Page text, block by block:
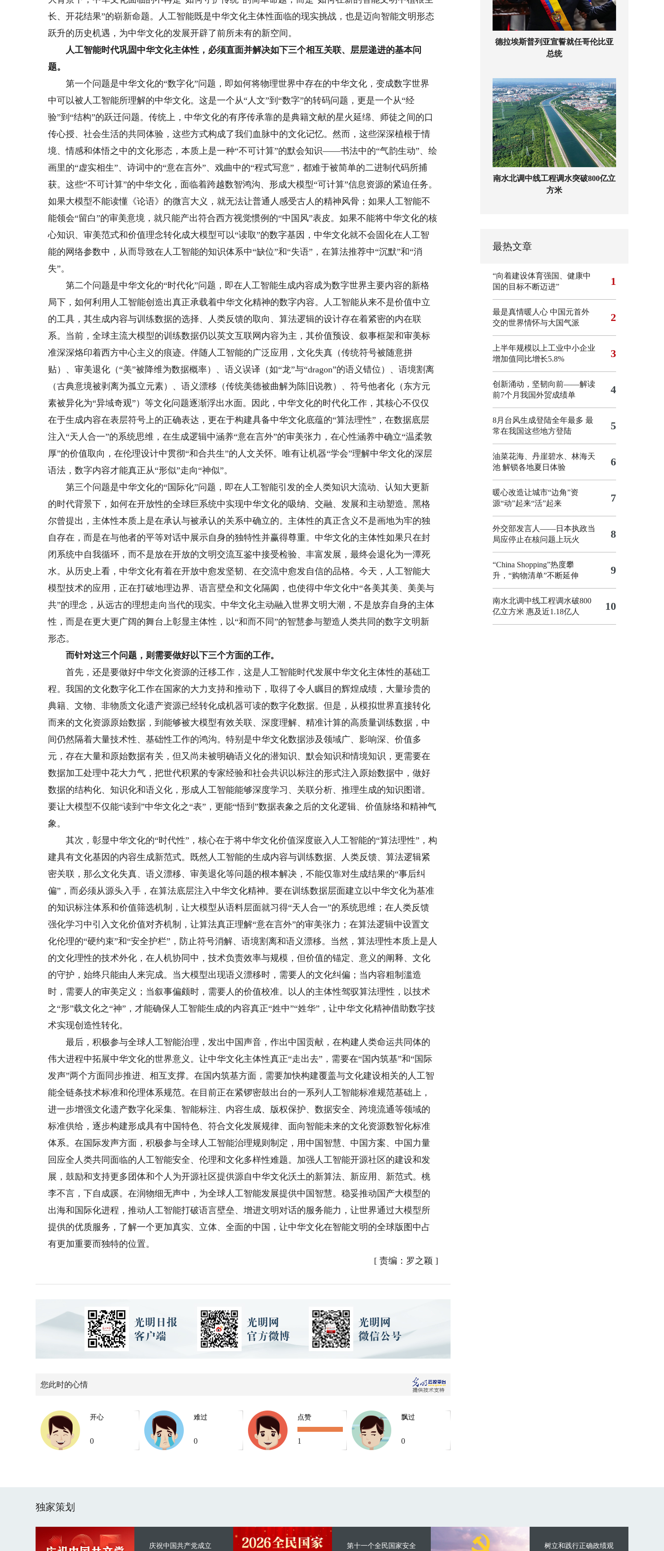
长、开花结果”的崭新命题。人工智能既是中华文化主体性面临的现实挑战，也是迈向智能文明形态
跃升的历史机遇，为中华文化的发展开辟了前所未有的新空间。
人工智能时代巩固中华文化主体性，必须直面并解决如下三个相互关联、层层递进的基本问
题。
第一个问题是中华文化的“数字化”问题，即如何将物理世界中存在的中华文化，变成数字世界
中可以被人工智能所理解的中华文化。这是一个从“人文”到“数字”的转码问题，更是一个从“经
验”到“结构”的跃迁问题。传统上，中华文化的有序传承靠的是典籍文献的星火延绵、师徒之间的口
传心授、社会生活的共同体验，这些方式构成了我们血脉中的文化记忆。然而，这些深深植根于情
境、情感和体悟之中的文化形态，本质上是一种“不可计算”的默会知识——书法中的“气韵生动”、绘
画里的“虚实相生”、诗词中的“意在言外”、戏曲中的“程式写意”，都难于被简单的二进制代码所捕
获。这些“不可计算”的中华文化，面临着跨越数智鸿沟、形成大模型“可计算”信息资源的紧迫任务。
如果大模型不能读懂《论语》的微言大义，就无法让普通人感受古人的精神风骨；如果人工智能不
能领会“留白”的审美意境，就只能产出符合西方视觉惯例的“中国风”表皮。如果不能将中华文化的核
心知识、审美范式和价值理念转化成大模型可以“读取”的数字基因，中华文化就不会固化在人工智
能的网络参数中，从而导致在人工智能的知识体系中“缺位”和“失语”，在算法推荐中“沉默”和“消
失”。
第二个问题是中华文化的“时代化”问题，即在人工智能生成内容成为数字世界主要内容的新格
局下，如何利用人工智能创造出真正承载着中华文化精神的数字内容。人工智能从来不是价值中立
的工具，其生成内容与训练数据的选择、人类反馈的取向、算法逻辑的设计存在着紧密的内在联
系。当前，全球主流大模型的训练数据仍以英文互联网内容为主，其价值预设、叙事框架和审美标
准深深烙印着西方中心主义的痕迹。伴随人工智能的广泛应用，文化失真（传统符号被随意拼
贴）、审美退化（“美”被降维为数据概率）、语义误译（如“龙”与“dragon”的语义错位）、语境割离
（古典意境被剥离为孤立元素）、语义漂移（传统美德被曲解为陈旧说教）、符号他者化（东方元
素被异化为“异域奇观”）等文化问题逐渐浮出水面。因此，中华文化的时代化工作，其核心不仅仅
在于生成内容在表层符号上的正确表达，更在于构建具备中华文化底蕴的“算法理性”，在数据底层
注入“天人合一”的系统思维，在生成逻辑中涵养“意在言外”的审美张力，在心性涵养中确立“温柔敦
厚”的价值取向，在伦理设计中贯彻“和合共生”的人文关怀。唯有让机器“学会”理解中华文化的深层
语法，数字内容才能真正从“形似”走向“神似”。
第三个问题是中华文化的“国际化”问题，即在人工智能引发的全人类知识大流动、认知大更新
的时代背景下，如何在开放性的全球巨系统中实现中华文化的吸纳、交融、发展和主动塑造。黑格
尔曾提出，主体性本质上是在承认与被承认的关系中确立的。主体性的真正含义不是画地为牢的独
自存在，而是在与他者的平等对话中展示自身的独特性并赢得尊重。中华文化的主体性如果只在封
闭系统中自我循环，而不是放在开放的文明交流互鉴中接受检验、丰富发展，最终会退化为一潭死
水。从历史上看，中华文化有着在开放中愈发坚韧、在交流中愈发自信的品格。今天，人工智能大
模型技术的应用，正在打破地理边界、语言壁垒和文化隔阂，也使得中华文化中“各美其美、美美与
共”的理念，从远古的理想走向当代的现实。中华文化主动融入世界文明大潮，不是放弃自身的主体
性，而是在更大更广阔的舞台上彰显主体性，以“和而不同”的智慧参与塑造人类共同的数字文明新
形态。
而针对这三个问题，则需要做好以下三个方面的工作。
首先，还是要做好中华文化资源的迁移工作，这是人工智能时代发展中华文化主体性的基础工
程。我国的文化数字化工作在国家的大力支持和推动下，取得了令人瞩目的辉煌成绩，大量珍贵的
典籍、文物、非物质文化遗产资源已经转化成机器可读的数字化数据。但是，从模拟世界直接转化
而来的文化资源原始数据，到能够被大模型有效关联、深度理解、精准计算的高质量训练数据，中
间仍然隔着大量技术性、基础性工作的鸿沟。特别是中华文化数据涉及领域广、影响深、价值多
元，存在大量和原始数据有关，但又尚未被明确语义化的潜知识、默会知识和情境知识，更需要在
数据加工处理中花大力气，把世代积累的专家经验和社会共识以标注的形式注入原始数据中，做好
数据的结构化、知识化和语义化，形成人工智能能够深度学习、关联分析、推理生成的知识图谱。
要让大模型不仅能“读到”中华文化之“表”，更能“悟到”数据表象之后的文化逻辑、价值脉络和精神气
象。
其次，彰显中华文化的“时代性”，核心在于将中华文化价值深度嵌入人工智能的“算法理性”，构
建具有文化基因的内容生成新范式。既然人工智能的生成内容与训练数据、人类反馈、算法逻辑紧
密关联，那么文化失真、语义漂移、审美退化等问题的根本解决，不能仅靠对生成结果的“事后纠
偏”，而必须从源头入手，在算法底层注入中华文化精神。要在训练数据层面建立以中华文化为基准
的知识标注体系和价值筛选机制，让大模型从语料层面就习得“天人合一”的系统思维；在人类反馈
强化学习中引入文化价值对齐机制，让算法真正理解“意在言外”的审美张力；在算法逻辑中设置文
化伦理的“硬约束”和“安全护栏”，防止符号消解、语境割离和语义漂移。当然，算法理性本质上是人
的文化理性的技术外化，在人机协同中，技术负责效率与规模，但价值的锚定、意义的阐释、文化
的守护，始终只能由人来完成。当大模型出现语义漂移时，需要人的文化纠偏；当内容粗制滥造
时，需要人的审美定义；当叙事偏颇时，需要人的价值校准。以人的主体性驾驭算法理性，以技术
之“形”载文化之“神”，才能确保人工智能生成的内容真正“姓中”“姓华”，让中华文化精神借助数字技
术实现创造性转化。
最后，积极参与全球人工智能治理，发出中国声音，作出中国贡献，在构建人类命运共同体的
伟大进程中拓展中华文化的世界意义。让中华文化主体性真正“走出去”，需要在“国内筑基”和“国际
发声”两个方面同步推进、相互支撑。在国内筑基方面，需要加快构建覆盖与文化建设相关的人工智
能全链条技术标准和伦理体系规范。在目前正在紧锣密鼓出台的一系列人工智能标准规范基础上，
进一步增强文化遗产数字化采集、智能标注、内容生成、版权保护、数据安全、跨境流通等领域的
标准供给，逐步构建形成具有中国特色、符合文化发展规律、面向智能未来的文化资源数智化标准
体系。在国际发声方面，积极参与全球人工智能治理规则制定，用中国智慧、中国方案、中国力量
回应全人类共同面临的人工智能安全、伦理和文化多样性难题。加强人工智能开源社区的建设和发
展，鼓励和支持更多团体和个人为开源社区提供源自中华文化沃土的新算法、新应用、新范式。桃
李不言，下自成蹊。在润物细无声中，为全球人工智能发展提供中国智慧。稳妥推动国产大模型的
出海和国际化进程，推动人工智能打破语言壁垒、增进文明对话的服务能力，让世界通过大模型所
提供的优质服务，了解一个更加真实、立体、全面的中国，让中华文化在智能文明的全球版图中占
有更加重要而独特的位置。
[ 责编：罗之颖 ]
您此时的心情
开心
0
难过
0
点赞
1
飘过
0
德拉埃斯普列亚宣誓就任哥伦比亚
总统
南水北调中线工程调水突破800亿立
方米
最热文章
“向着建设体育强国、健康中
国的目标不断迈进”
1
最是真情暖人心 中国元首外
交的世界情怀与大国气派
2
上半年规模以上工业中小企业
增加值同比增长5.8%
3
创新涌动，坚韧向前——解读
前7个月我国外贸成绩单
4
8月台风生成登陆全年最多 最
常在我国这些地方登陆
5
油菜花海、丹崖碧水、林海天
池 解锁各地夏日体验
6
暖心改造让城市“边角”资
源“动”起来“活”起来
7
外交部发言人——日本执政当
局应停止在核问题上玩火
8
“China Shopping”热度攀
升，“购物清单”不断延伸
9
南水北调中线工程调水破800
亿立方米 惠及近1.18亿人
10
独家策划
庆祝中国共产党成立 第十一个全民国家安全 树立和践行正确政绩观